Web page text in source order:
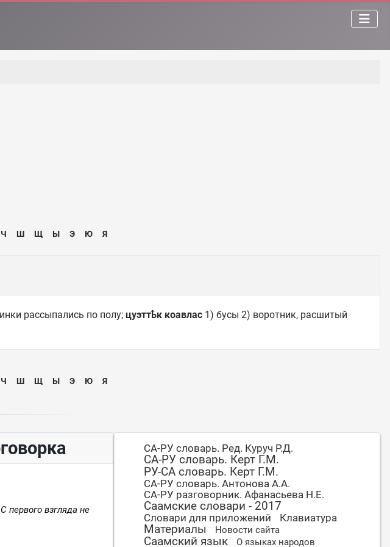
Ч Ш Щ Ы Э Ю Я
рассыпались по полу; цуэттҍк коавлас 1) бусы 2) воротник, расшитый
Ч Ш Щ Ы Э Ю Я
первого взгляда не
СА-РУ словарь. Ред. Куруч Р.Д.
СА-РУ словарь. Керт Г.М.
РУ-СА словарь. Керт Г.М.
СА-РУ словарь. Антонова А.А.
СА-РУ разговорник. Афанасьева Н.Е.
Саамские словари - 2017
Словари для приложений Клавиатура
Материалы Новости сайта
Саамский язык О языках народов